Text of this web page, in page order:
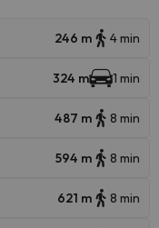
246 m 4 min
324 m 1 min
487 m 8 min
594 m 8 min
621 m 8 min